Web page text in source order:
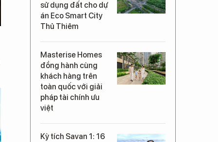
sử dụng đất cho dự
án Eco Smart City
Thủ Thiêm
Masterise Homes
đồng hành cùng
khách hàng trên
toàn quốc với giải
pháp tài chính ưu
việt
Kỳ tích Savan 1: 16